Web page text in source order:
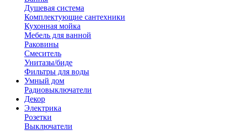
Душевая система
Комплектующие сантехники
Кухонная мойка
Мебель для ванной
Раковины
Смеситель
Унитазы/биде
Фильтры для воды
Умный дом
Радиовыключатели
Декор
Электрика
Розетки
Выключатели